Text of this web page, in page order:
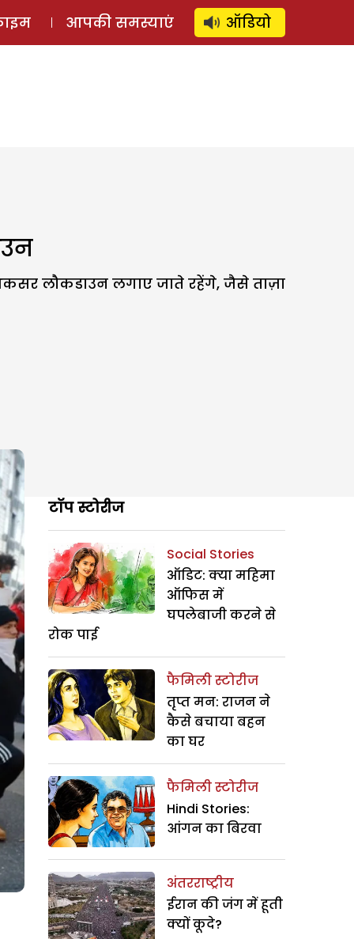
लॉग इन ⚲ SUBSCRIBE
आपकी समस्याएं ऑडियो
लौकडाउन लगाए जाते रहेंगे, जैसे ताज़ा
टॉप स्टोरीज
Social Stories
ऑडिट: क्या महिमा
ऑफिस में
घपलेबाजी करने से
रोक पाई
फैमिली स्टोरीज
तृप्त मन: राजन ने
कैसे बचाया बहन
का घर
फैमिली स्टोरीज
Hindi Stories:
आंगन का बिरवा
अंतरराष्ट्रीय
ईरान की जंग में हूती
क्यों कूदे?